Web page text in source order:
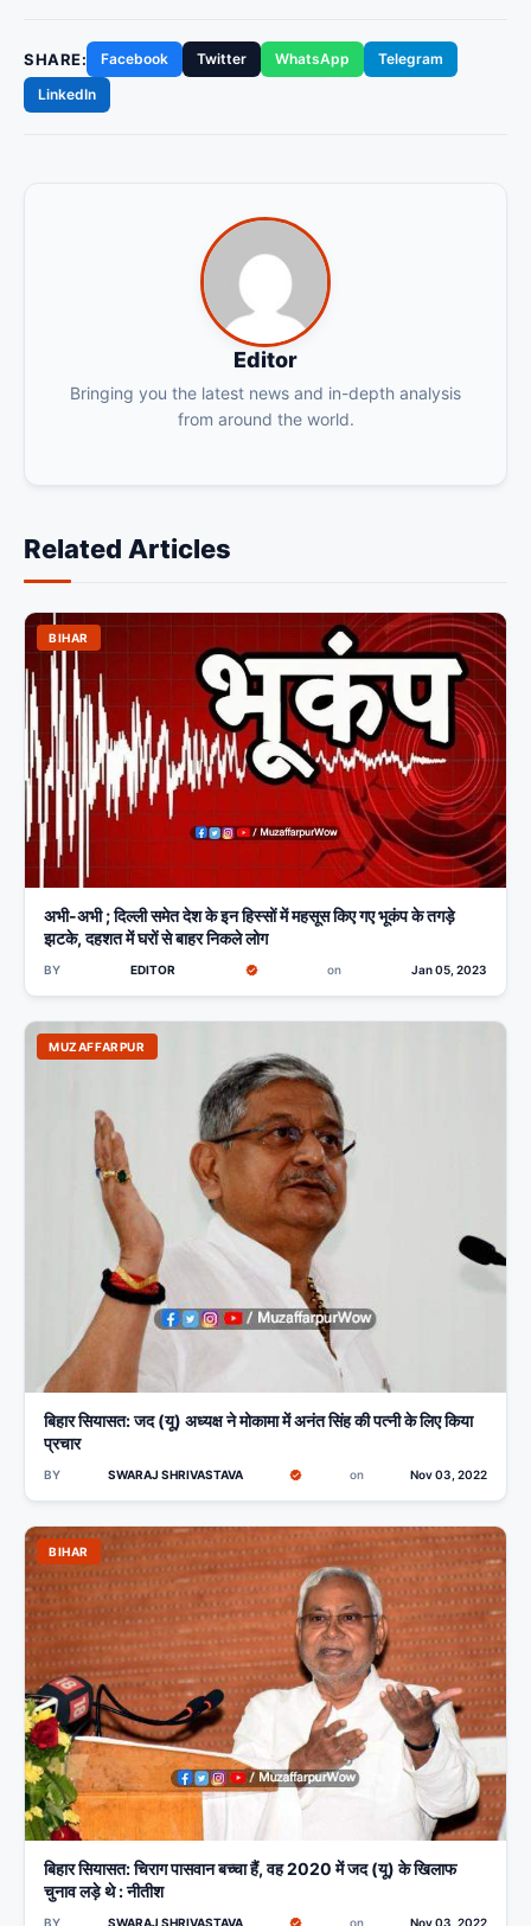
SHARE: Facebook Twitter WhatsApp
Telegram
LinkedIn
Editor
Bringing you the latest news and in-depth analysis
from around the world.
Related Articles
BIHAR
अभी-अभी ; दिल्ली समेत देश के इन हिस्सों में महसूस किए गए भूकंप के तगड़े
झटके, दहशत में घरों से बाहर निकले लोग
BY EDITOR on Jan 05, 2023
MUZAFFARPUR
बिहार सियासत: जद (यू) अध्यक्ष ने मोकामा में अनंत सिंह की पत्नी के लिए किया
प्रचार
BY SWARAJ SHRIVASTAVA on Nov 03, 2022
BIHAR
बिहार सियासत: चिराग पासवान बच्चा हैं, वह 2020 में जद (यू) के खिलाफ
चुनाव लड़े थे : नीतीश
BY SWARAJ SHRIVASTAVA on Nov 03, 2022